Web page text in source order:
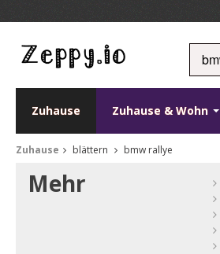
Zuhause Zuhause & Wohn
Zuhause blättern bmw rallye
Mehr